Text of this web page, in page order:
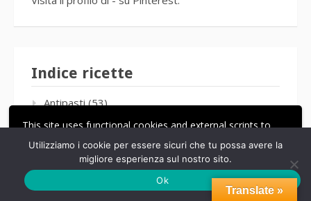
This site uses functional cookies and external scripts to
improve your experience.
LE MIE IMPOSTAZIONI
ACCETTA
Indice ricette
Antipasti(53)
Aperitivi(34)
Aromi e condimenti(10)
Buffet e feste(233) Translate »
Utilizziamo i cookie per essere sicuri che tu possa avere la
migliore esperienza sul nostro sito.
Ok